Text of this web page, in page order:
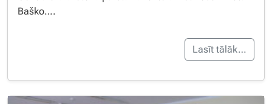
Baško….
Lasīt tālāk…